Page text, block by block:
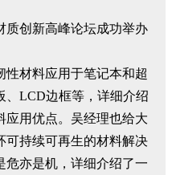
性材料应用于笔记本和超
、LCD边框等，详细介绍
应用优点。吴经理也给大
可持续可再生的材料解决
危亦是机，详细介绍了一